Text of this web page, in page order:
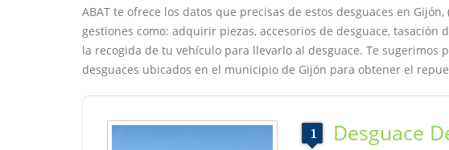
ABAT te ofrece los datos que precisas de estos desguaces en
gestiones como: adquirir piezas, accesorios de desguace,
la recogida de tu vehículo para llevarlo al desguace. Te sugerimos
desguaces ubicados en el municipio de Gijón para obtener el
Desguace